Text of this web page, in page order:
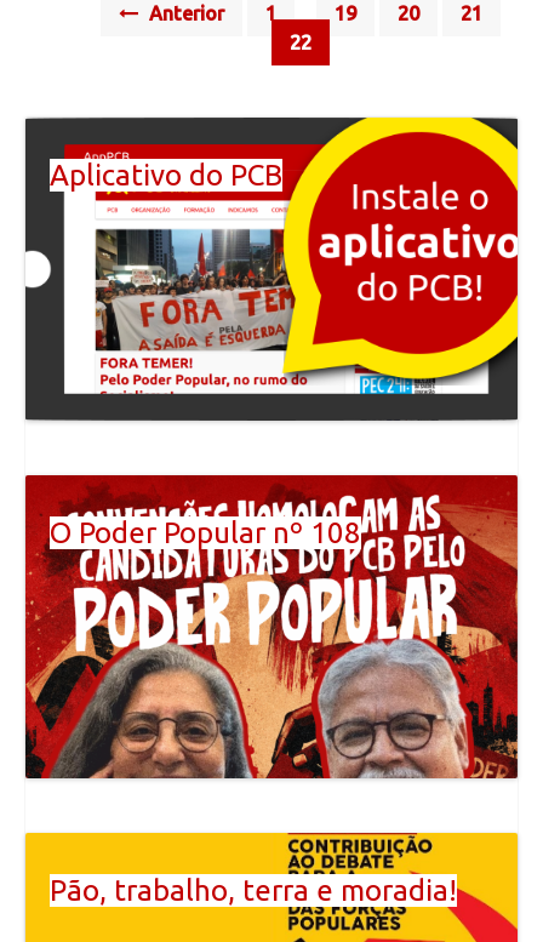
Anterior 1 19 20
21
22
Aplicativo do PCB
O Poder Popular nº 108
Pão, trabalho, terra e moradia!